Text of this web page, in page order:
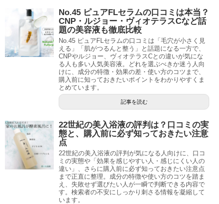
No.45 ピュアFLセラムの口コミは本当？
CNP・ルジョー・ヴィオテラスCなど話
題の美容液も徹底比較
No.45 ピュアFLセラムの口コミは「毛穴が小さく見
える」「肌がつるんと整う」と話題になる一方で、
CNPやルジョー、ヴィオテラスCとの違いが気にな
る人も多い人気美容液。どれを選ぶべきか迷う人向
けに、成分の特徴・効果の差・使い方のコツまで、
購入前に知っておきたいポイントをわかりやすくま
とめています。
記事を読む
22世紀の美入浴液の評判は？口コミの実
態と、購入前に必ず知っておきたい注意
点
22世紀の美入浴液の評判が気になる人向けに、口コ
ミの実態や「効果を感じやすい人・感じにくい人の
違い」、さらに購入前に必ず知っておきたい注意点
まで正直に整理。成分の特徴や使い方のコツを踏ま
え、失敗せず選びたい人が一瞬で判断できる内容で
す。検索者の不安にしっかり刺さる情報を凝縮して
います。